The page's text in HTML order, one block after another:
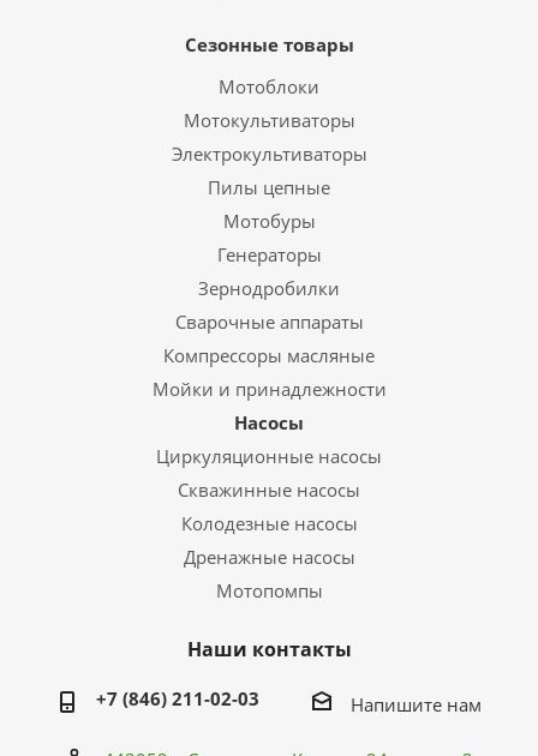
Сезонные товары
Мотоблоки
Мотокультиваторы
Электрокультиваторы
Пилы цепные
Мотобуры
Генераторы
Зернодробилки
Сварочные аппараты
Компрессоры масляные
Мойки и принадлежности
Насосы
Циркуляционные насосы
Скважинные насосы
Колодезные насосы
Дренажные насосы
Мотопомпы
Наши контакты
+7 (846) 211-02-03 Напишите нам